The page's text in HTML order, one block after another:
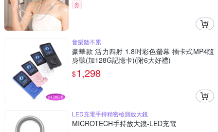
券
音樂聽不累
豪華款 活力四射 1.8吋彩色螢幕 插卡式MP4隨
身聽(加128G記憶卡)(附6大好禮)
$1,298
LED充電手持精密檢測放大鏡
MICROTECH手持放大鏡-LED充電